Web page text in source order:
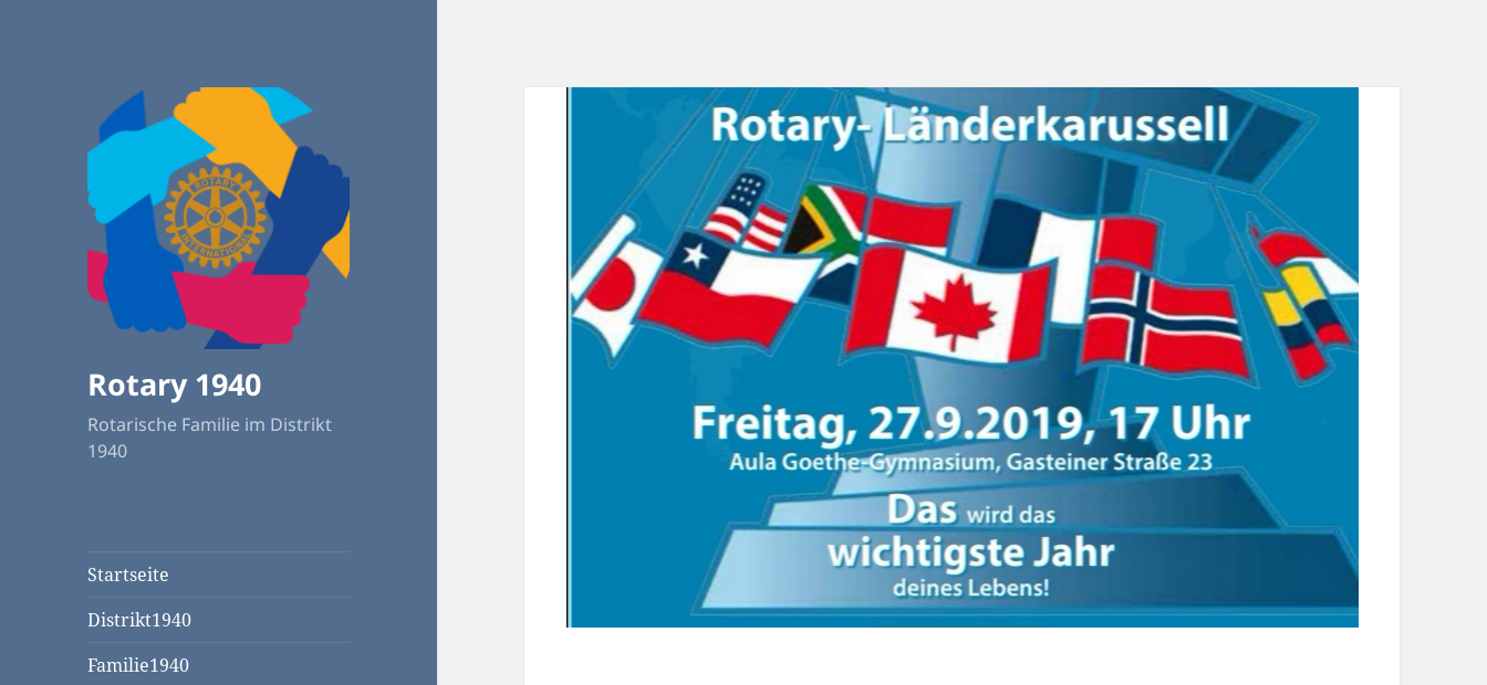
Rotary 1940
Rotarische Familie im Distrikt
1940
Startseite
Distrikt1940
Familie1940